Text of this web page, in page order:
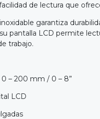
de lectura que
garantiza
pantalla LCD permite
trabajo.
– 200 mm / 0 – 8”
LCD